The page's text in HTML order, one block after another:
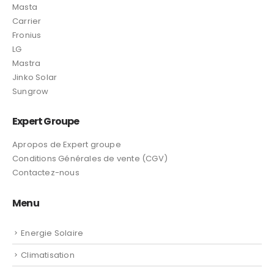
Masta
Carrier
Fronius
LG
Mastra
Jinko Solar
Sungrow
Expert Groupe
Apropos de Expert groupe
Conditions Générales de vente (CGV)
Contactez-nous
Menu
Energie Solaire
Climatisation